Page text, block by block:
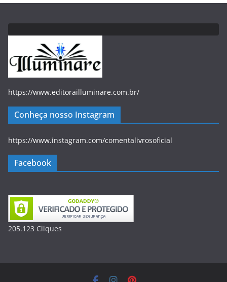
https://www.editorailluminare.com.br/
Conheça nosso Instagram
https://www.instagram.com/comentalivrosoficial
Facebook
205.123 Cliques